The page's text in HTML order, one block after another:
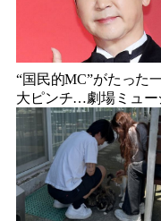
“国民的MC”がたった
大ピンチ…劇場ミュー
ルを巡る発言に批判続
ついに長文で謝罪